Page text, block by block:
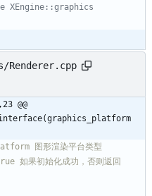
Renderer.cpp
@@